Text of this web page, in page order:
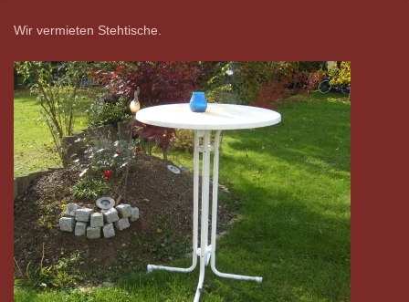
Wir vermieten Stehtische.